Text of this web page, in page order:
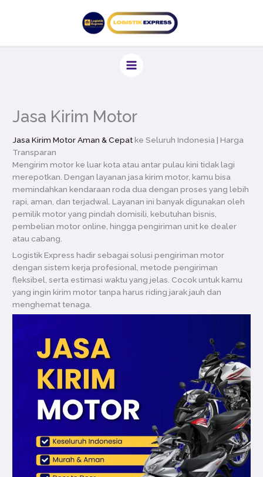
Jasa Kirim Motor
Jasa Kirim Motor Aman & Cepatke Seluruh Indonesia | Harga
Transparan
Mengirim motor ke luar kota atau antar pulau kini tidak lagi
merepotkan. Dengan layanan jasa kirim motor, kamu bisa
memindahkan kendaraan roda dua dengan proses yang lebih
rapi, aman, dan terjadwal. Layanan ini banyak digunakan oleh
pemilik motor yang pindah domisili, kebutuhan bisnis,
pembelian motor online, hingga pengiriman unit ke dealer
atau cabang.
Logistik Express hadir sebagai solusi pengiriman motor
dengan sistem kerja profesional, metode pengiriman
fleksibel, serta estimasi waktu yang jelas. Cocok untuk kamu
yang ingin kirim motor tanpa harus riding jarak jauh dan
menghemat tenaga.